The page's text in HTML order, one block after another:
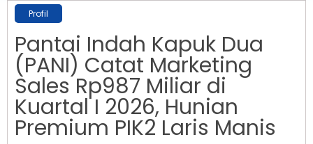
Profil
Pantai Indah Kapuk Dua
(PANI) Catat Marketing
Sales Rp987 Miliar di
Kuartal I 2026, Hunian
Premium PIK2 Laris Manis